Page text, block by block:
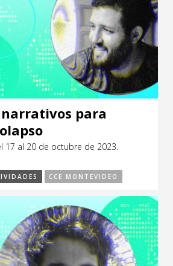
para
17 al 20 de octubre de 2023.
CCE MONTEVIDEO